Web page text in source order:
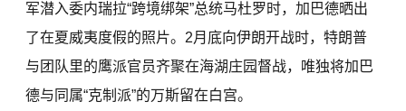
军潜入委内瑞拉“跨境绑架”总统马杜罗时，加巴德晒出
了在夏威夷度假的照片。2月底向伊朗开战时，特朗普
与团队里的鹰派官员齐聚在海湖庄园督战，唯独将加巴
德与同属“克制派”的万斯留在白宫。